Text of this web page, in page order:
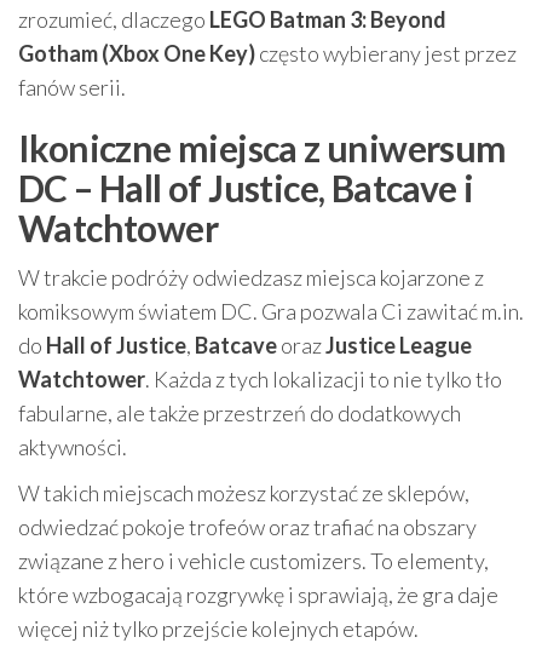
zrozumieć, dlaczego LEGO Batman 3: Beyond
Gotham (Xbox One Key)często wybierany jest przez
fanów serii.
Ikoniczne miejsca z uniwersum
DC – Hall of Justice, Batcave i
Watchtower
W trakcie podróży odwiedzasz miejsca kojarzone z
komiksowym światem DC. Gra pozwala Ci zawitać m.in.
do Hall of Justice, BatcaveorazJustice League
Watchtower. Każda z tych lokalizacji to nie tylko tło
fabularne, ale także przestrzeń do dodatkowych
aktywności.
W takich miejscach możesz korzystać ze sklepów,
odwiedzać pokoje trofeów oraz trafiać na obszary
związane z hero i vehicle customizers. To elementy,
które wzbogacają rozgrywkę i sprawiają, że gra daje
więcej niż tylko przejście kolejnych etapów.